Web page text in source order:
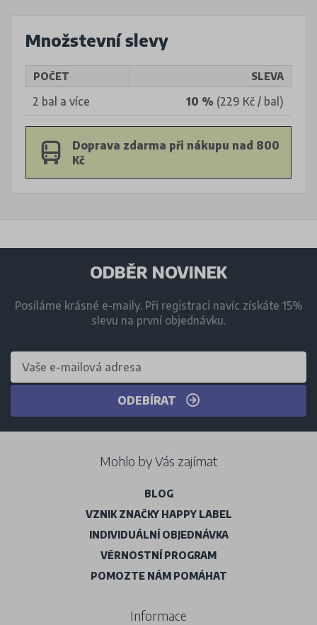
Množstevní slevy
POČET SLEVA
2 bal a více 10 % (229 Kč / bal)
Doprava zdarma při nákupu nad 800
Kč
ODBĚR NOVINEK
Posíláme krásné e-maily. Při registraci navíc získáte 15%
slevu na první objednávku.
ODEBÍRAT
Mohlo by Vás zajímat
BLOG
VZNIK ZNAČKY HAPPY LABEL
INDIVIDUÁLNÍ OBJEDNÁVKA
VĚRNOSTNÍ PROGRAM
POMOZTE NÁM POMÁHAT
Informace